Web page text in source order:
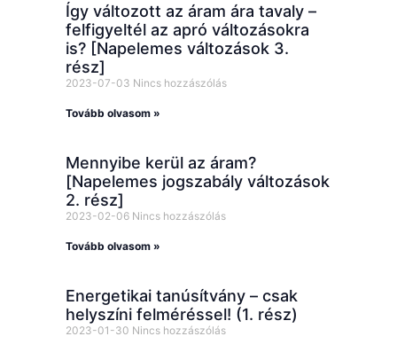
Így változott az áram ára tavaly –
felfigyeltél az apró változásokra
is? [Napelemes változások 3.
rész]
2023-07-03 Nincs hozzászólás
Tovább olvasom »
Mennyibe kerül az áram?
[Napelemes jogszabály változások
2. rész]
2023-02-06 Nincs hozzászólás
Tovább olvasom »
Energetikai tanúsítvány – csak
helyszíni felméréssel! (1. rész)
2023-01-30 Nincs hozzászólás